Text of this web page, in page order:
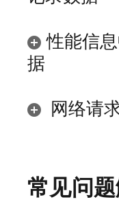
性能信
据
网络请
常见问